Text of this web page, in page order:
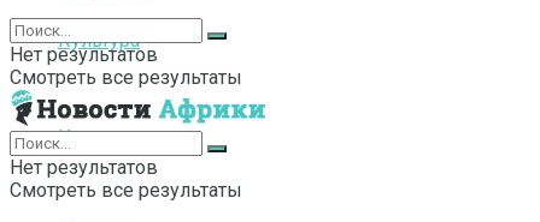
Культура
Интернет
Нет результатов
Смотреть все результаты
Нет результатов
Смотреть все результаты